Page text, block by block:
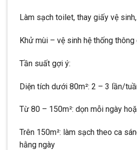
Làm sạch toilet, thay giấy vệ
Khử mùi – vệ sinh hệ thống thông
Tần suất gợi ý:
Diện tích dưới 80m²: 2 – 3 lần/
Từ 80 – 150m²: dọn mỗi ngày
Trên 150m²: làm sạch theo ca
hằng ngày